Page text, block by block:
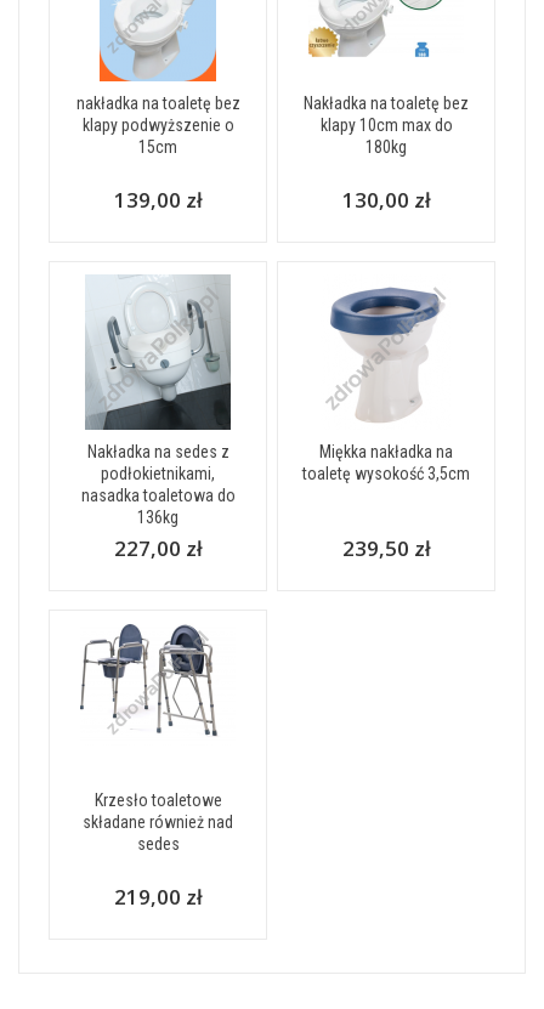
nakładka na toaletę bez
klapy podwyższenie o
15cm
139,00 zł
Nakładka na toaletę bez
klapy 10cm max do
180kg
130,00 zł
Nakładka na sedes z
podłokietnikami,
nasadka toaletowa do
136kg
227,00 zł
Miękka nakładka na
toaletę wysokość 3,5cm
239,50 zł
Krzesło toaletowe
składane również nad
sedes
219,00 zł